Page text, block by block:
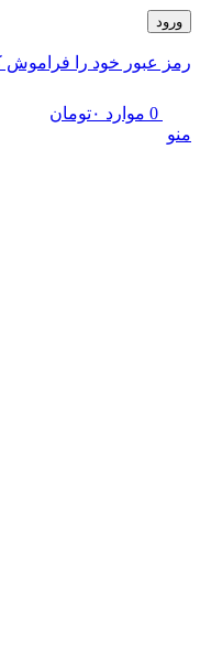
خود را فراموش کرده اید؟
۰تومان